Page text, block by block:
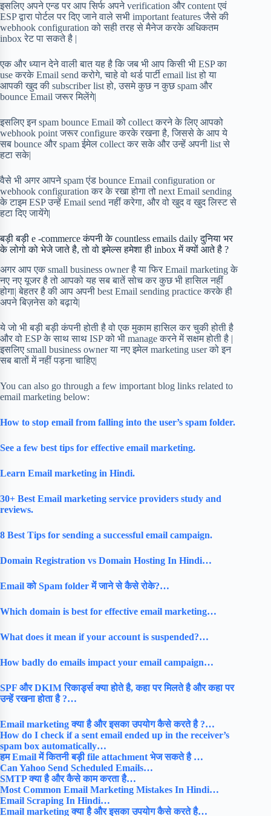
इसलिए अपने एन्ड पर आप सिर्फ अपने verification और content एवं
ESP द्वारा पोर्टल पर दिए जाने वाले सभी important features जैसे की
webhook configuration को सही तरह से मैनेज करके अधिकतम
inbox रेट पा सकते है |
एक और ध्यान देने वाली बात यह है कि जब भी आप किसी भी ESP का
use करके Email send करोगे, चाहे वो थर्ड पार्टी email list हो या
आपकी खुद की subscriber list हो, उसमे कुछ न कुछ spam और
bounce Email जरूर मिलेंगे|
इसलिए इन spam bounce Email को collect करने के लिए आपको
webhook point जरूर configure करके रखना है, जिससे के आप ये
सब bounce और spam ईमेल collect कर सके और उन्हें अपनी list से
हटा सके|
वैसे भी अगर आपने spam एंड bounce Email configuration or
webhook configuration कर के रखा होगा तो next Email sending
के टाइम ESP उन्हें Email send नहीं करेगा, और वो खुद व खुद लिस्ट से
हटा दिए जायेंगे|
बड़ी बड़ी e -commerce कंपनी के countless emails daily दुनिया भर
के लोगो को भेजे जाते है, तो वो इमेल्स हमेशा ही inbox में क्यों आते है ?
अगर आप एक small business owner है या फिर Email marketing के
नए नए यूजर है तो आपको यह सब बातें सोच कर कुछ भी हासिल नहीं
होगा| बेहतर है की आप अपनी best Email sending practice करके ही
अपने बिज़नेस को बढ़ाये|
ये जो भी बड़ी बड़ी कंपनी होती है वो एक मुकाम हासिल कर चुकी होती है
और वो ESP के साथ साथ ISP को भी manage करने में सक्षम होती है |
इसलिए small business owner या नए इमेल marketing user को इन
सब बातों में नहीं पड़ना चाहिए|
You can also go through a few important blog links related to
email marketing below:
How to stop email from falling into the user’s spam folder.
See a few best tips for effective email marketing.
Learn Email marketing in Hindi.
30+ Best Email marketing service providers study and
reviews.
8 Best Tips for sending a successful email campaign.
Domain Registration vs Domain Hosting In Hindi…
Email को Spam folder में जाने से कैसे रोके?…
Which domain is best for effective email marketing…
What does it mean if your account is suspended?…
How badly do emails impact your email campaign…
SPF और DKIM रिकार्ड्स क्या होते है, कहा पर मिलते है और कहा पर
उन्हें रखना होता है ?…
Email marketing क्या है और इसका उपयोग कैसे करते है ?…
How do I check if a sent email ended up in the receiver’s
spam box automatically…
हम Email में कितनी बड़ी file attachment भेज सकते है …
Can Yahoo Send Scheduled Emails…
SMTP क्या है और कैसे काम करता है…
Most Common Email Marketing Mistakes In Hindi…
Email Scraping In Hindi…
Email marketing क्या है और इसका उपयोग कैसे करते है…